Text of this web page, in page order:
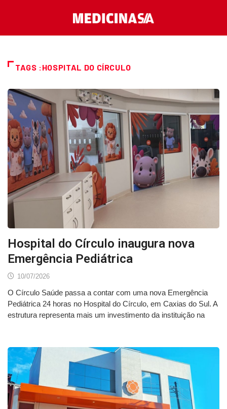
TAGS :HOSPITAL DO CÍRCULO
Hospital do Círculo inaugura nova
Emergência Pediátrica
10/07/2026
O Círculo Saúde passa a contar com uma nova Emergência
Pediátrica 24 horas no Hospital do Círculo, em Caxias do Sul. A
estrutura representa mais um investimento da instituição na